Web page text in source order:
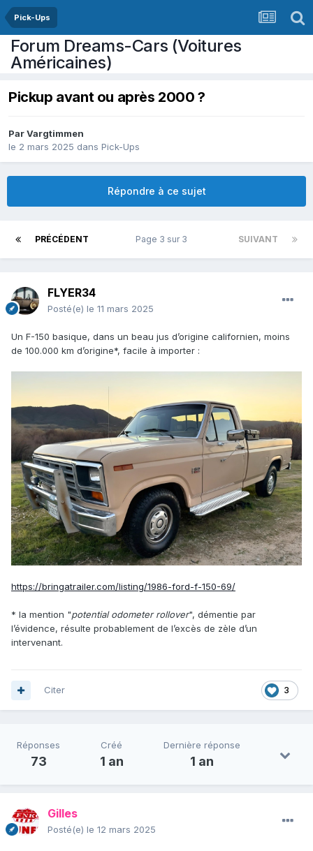
Pick-Ups
Forum Dreams-Cars (Voitures
Américaines)
Pickup avant ou après 2000 ?
ParVargtimmen
le 2 mars 2025 dans Pick-Ups
Répondre à ce sujet
PRÉCÉDENT SUIVANT
Page 3 sur 3
FLYER34
Posté(e) le 11 mars 2025
Un F-150 basique, dans un beau jus d’origine californien, moins
de 100.000 km d’origine*, facile à importer :
https://bringatrailer.com/listing/1986-ford-f-150-69/
* la mention "potential odometer rollover", démentie par
l’évidence, résulte probablement de l’excès de zèle d’un
intervenant.
3
Citer
Réponses
73
Créé
1 an
Dernière réponse
1 an
Gilles
Posté(e) le 12 mars 2025